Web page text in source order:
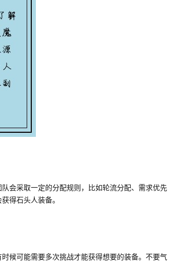
会采取一定的分配规则，比如轮流分配、需求优先
得石头人装备。
候可能需要多次挑战才能获得想要的装备。不要气